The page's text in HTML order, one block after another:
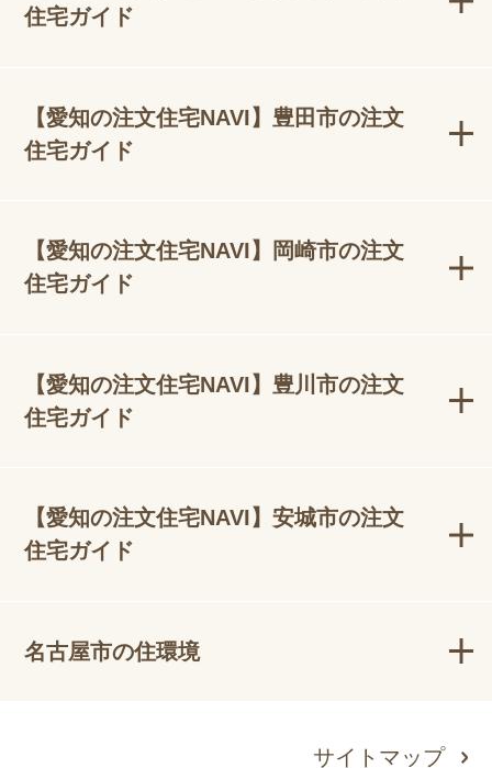
住宅ガイド
【愛知の注文住宅NAVI】豊田市の注文
住宅ガイド
【愛知の注文住宅NAVI】岡崎市の注文
住宅ガイド
【愛知の注文住宅NAVI】豊川市の注文
住宅ガイド
【愛知の注文住宅NAVI】安城市の注文
住宅ガイド
名古屋市の住環境
サイトマップ